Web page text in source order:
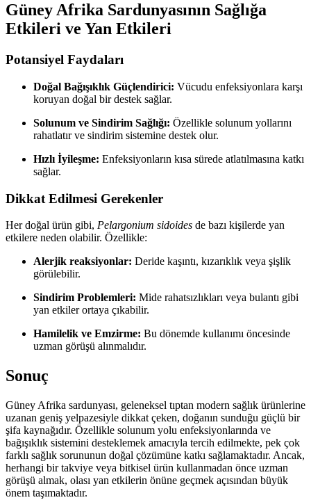
Güney Afrika Sardunyasının Sağlığa
Etkileri ve Yan Etkileri
Potansiyel Faydaları
Doğal Bağışıklık Güçlendirici: Vücudu enfeksiyonlara karşı
koruyan doğal bir destek sağlar.
Solunum ve Sindirim Sağlığı: Özellikle solunum yollarını
rahatlatır ve sindirim sistemine destek olur.
Hızlı İyileşme: Enfeksiyonların kısa sürede atlatılmasına katkı
sağlar.
Dikkat Edilmesi Gerekenler
Her doğal ürün gibi, Pelargonium sidoides de bazı kişilerde yan
etkilere neden olabilir. Özellikle:
Alerjik reaksiyonlar: Deride kaşıntı, kızarıklık veya şişlik
görülebilir.
Sindirim Problemleri: Mide rahatsızlıkları veya bulantı gibi
yan etkiler ortaya çıkabilir.
Hamilelik ve Emzirme: Bu dönemde kullanımı öncesinde
uzman görüşü alınmalıdır.
Sonuç
Güney Afrika sardunyası, geleneksel tıptan modern sağlık ürünlerine
uzanan geniş yelpazesiyle dikkat çeken, doğanın sunduğu güçlü bir
şifa kaynağıdır. Özellikle solunum yolu enfeksiyonlarında ve
bağışıklık sistemini desteklemek amacıyla tercih edilmekte, pek çok
farklı sağlık sorununun doğal çözümüne katkı sağlamaktadır. Ancak,
herhangi bir takviye veya bitkisel ürün kullanmadan önce uzman
görüşü almak, olası yan etkilerin önüne geçmek açısından büyük
önem taşımaktadır.